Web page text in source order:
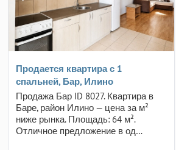
Продается квартира с 1
спальней, Бар, Илино
Продажа Бар ID 8027. Квартира в
Баре, район Илино — цена за м²
ниже рынка. Площадь: 64 м².
Отличное предложение в од…